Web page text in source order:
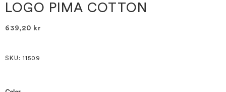
slutet
av
början
av
LOGO PIMA COTTON
639,20 kr
SKU : 11509